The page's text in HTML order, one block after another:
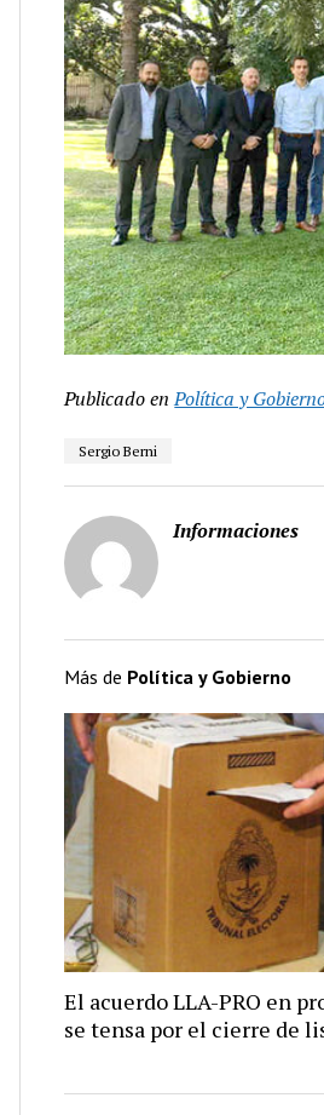
Publicado en Política y
Sergio Berni
Informaciones
Más de Política y Gobierno
El acuerdo LLA-PRO en
se tensa por el cierre de